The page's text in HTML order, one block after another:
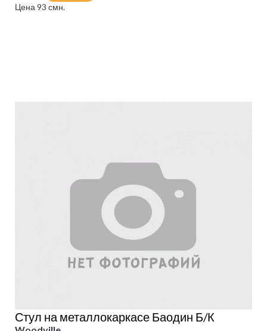
Цена 93 смн.
Стул на металлокаркасе Баодин Б/К